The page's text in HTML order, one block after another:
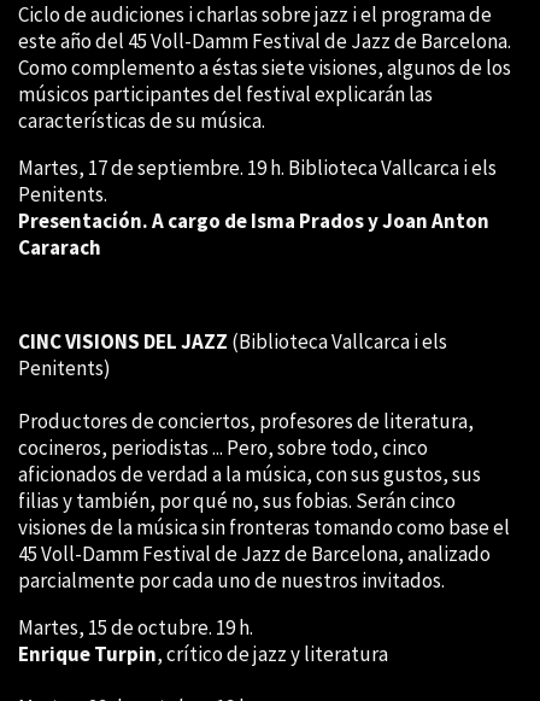
Ciclo de audiciones i charlas sobre jazz i el programa de
este año del 45 Voll-Damm Festival de Jazz de Barcelona.
Como complemento a éstas siete visiones, algunos de los
músicos participantes del festival explicarán las
características de su música.
Martes, 17 de septiembre. 19 h. Biblioteca Vallcarca i els
Penitents.
Presentación. A cargo de Isma Prados y Joan Anton
Cararach
CINC VISIONS DEL JAZZ (Biblioteca Vallcarca i els
Penitents)
Productores de conciertos, profesores de literatura,
cocineros, periodistas ... Pero, sobre todo, cinco
aficionados de verdad a la música, con sus gustos, sus
filias y también, por qué no, sus fobias. Serán cinco
visiones de la música sin fronteras tomando como base el
45 Voll-Damm Festival de Jazz de Barcelona, analizado
parcialmente por cada uno de nuestros invitados.
Martes, 15 de octubre. 19 h.
Enrique Turpin, crítico de jazz y literatura